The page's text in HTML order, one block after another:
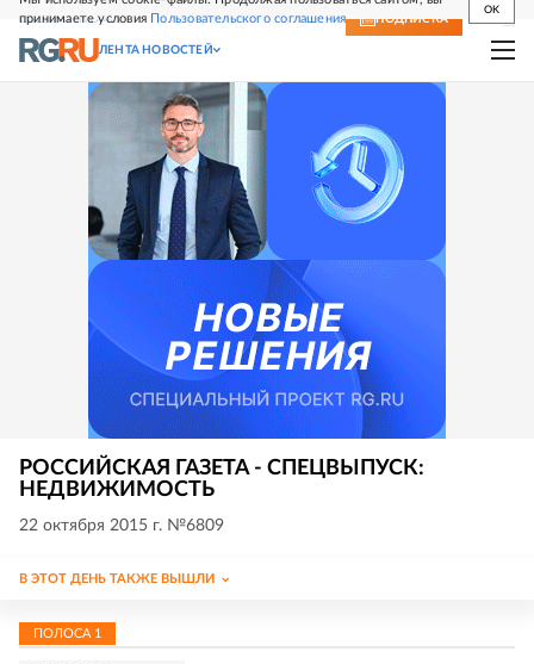
принимаете условия Пользовательского соглашения
OK
СВЕЖИЙ НОМЕР ПОДПИСКА
ЛЕНТА НОВОСТЕЙ
РОССИЙСКАЯ ГАЗЕТА - СПЕЦВЫПУСК:
НЕДВИЖИМОСТЬ
22 октября 2015 г. №6809
В ЭТОТ ДЕНЬ ТАКЖЕ ВЫШЛИ
ПОЛОСА 1